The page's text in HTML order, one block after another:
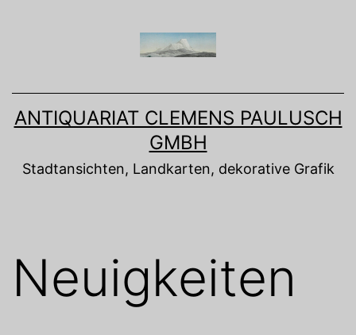
ANTIQUARIAT CLEMENS PAULUSCH
GMBH
Stadtansichten, Landkarten, dekorative Grafik
Neuigkeiten